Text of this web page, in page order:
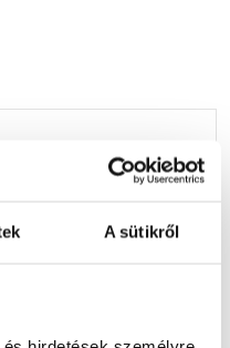
A sütikről
Iratkozz fel
szeretnéd felújítani,